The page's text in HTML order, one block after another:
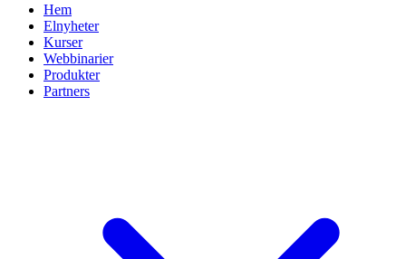
Hem
Elnyheter
Kurser
Webbinarier
Produkter
Partners